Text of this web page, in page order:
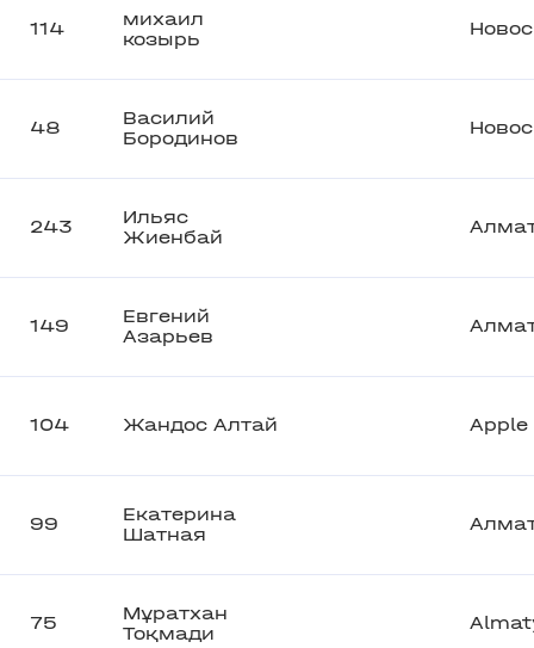
114
михаил
козырь
48
Василий
Бородинов
243
Ильяс
Жиенбай
149
Евгений
Азарьев
104 Жандос Алтай
99
Екатерина
Шатная
75
Мұратхан
Тоқмади